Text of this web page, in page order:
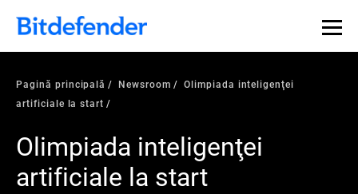
Pagină principală Newsroom
Olimpiada inteligenţei
artificiale la start
Olimpiada inteligenţei
artificiale la start